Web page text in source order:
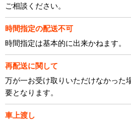
ご相談ください。
時間指定の配送不可
時間指定は基本的に出来かねます。
再配送に関して
万が一お受け取りいただけなかった
要となります。
車上渡し